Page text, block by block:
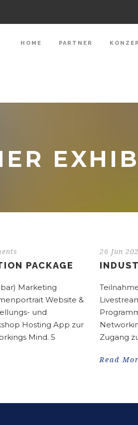
HOME PARTNER
PACKAGE
Marketing
Website &
und
Hosting App zur
Mind. 5
26 Jun
Zugang
Read